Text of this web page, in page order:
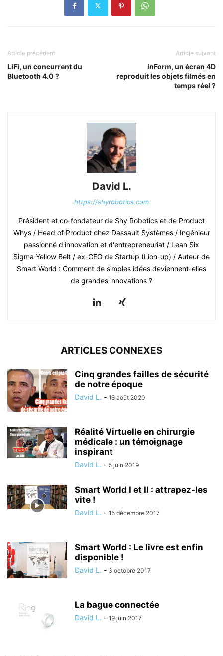
Article précédent
LiFi, un concurrent du
Bluetooth 4.0 ?
Article suivant
inForm, un écran 4D
reproduit les objets filmés en
temps réel ?
David L.
https://shyrobotics.com
Président et co-fondateur de Shy Robotics et de Product
Whys / Head of Product chez Dassault Systèmes / Ingénieur
passionné d'innovation et d'entrepreneuriat / Lean Six
Sigma Yellow Belt / ex-CEO de Startup (Lion-up) / Auteur de
Smart World : Comment de simples idées deviennent-elles
de grandes innovations ?
ARTICLES CONNEXES
Cinq grandes failles de sécurité
de notre époque
David L. - 18 août 2020
Réalité Virtuelle en chirurgie
médicale : un témoignage
inspirant
David L. - 5 juin 2019
Smart World I et II : attrapez-les
vite !
David L. - 15 décembre 2017
Smart World : Le livre est enfin
disponible !
David L. - 3 octobre 2017
La bague connectée
David L. - 19 juin 2017